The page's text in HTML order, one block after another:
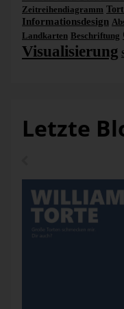
Zeitreihendiagramm
Informationsdesign
Landkarten Beschriftung
Visualisierung
Letzte